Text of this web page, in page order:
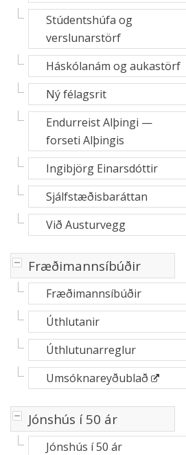
Stúdentshúfa og
verslunarstörf
Háskólanám og aukastörf
Ný félagsrit
Endurreist Alþingi —
forseti Alþingis
Ingibjörg Einarsdóttir
Sjálfstæðisbaráttan
Við Austurvegg
-Fræðimannsíbúðir
Fræðimannsíbúðir
Úthlutanir
Úthlutunarreglur
Umsóknareyðublað
-Jónshús í 50 ár
Jónshús í 50 ár